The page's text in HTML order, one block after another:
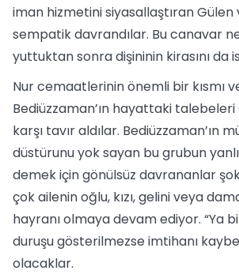
iman hizmetini siyasallaştıran Gülen
sempatik davrandılar. Bu canavar
yuttuktan sonra dişininin kirasını da
Nur cemaatlerinin önemli bir kısmı
Bediüzzaman’ın hayattaki talebeleri
karşı tavır aldılar. Bediüzzaman’ın
düstürunu yok sayan bu grubun
demek için gönülsüz davrananlar
çok ailenin oğlu, kızı, gelini veya
hayranı olmaya devam ediyor. “Ya
duruşu gösterilmezse imtihanı
olacaklar.